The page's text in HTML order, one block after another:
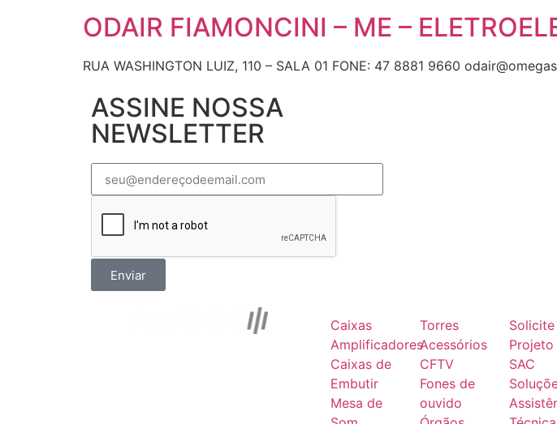
ODAIR FIAMONCINI – ME –
RUA WASHINGTON LUIZ, 110 – SALA 01 FONE: 47 8881 9660
ASSINE NOSSA
NEWSLETTER
Enviar
Caixas
Amplificadores
Caixas de
Embutir
Mesa de
Torres
Acessórios
CFTV
Fones de
ouvido
Solicite
Projeto
SAC